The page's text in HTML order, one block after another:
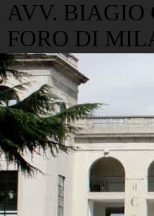
AVV. BIAGIO
FORO DI